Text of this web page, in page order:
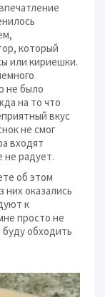
который
или кириешки.
не было
на то что
вкус
не смог
входят
не радует.
об этом
них оказались
к
просто не
обходить